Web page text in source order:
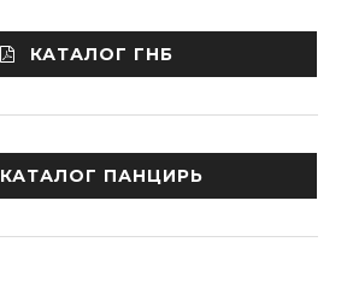
КАТАЛОГ ГНБ
КАТАЛОГ ПАНЦИРЬ